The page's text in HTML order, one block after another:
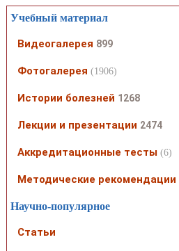
Учебный материал
Видеогалерея 899
Фотогалерея (1906)
Истории болезней 1268
Лекции и презентации 2474
Аккредитационные тесты (6)
Методические рекомендации
Научно-популярное
Статьи